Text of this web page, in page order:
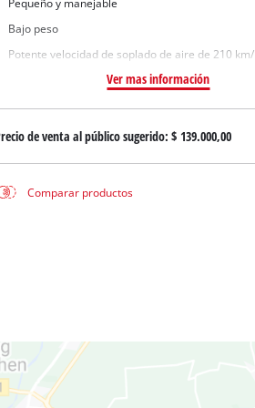
aguas sucias
agua limpia
pozos
Pequeño y manejable
Bajo peso
Potente velocidad de soplado de aire de 210
Ver mas información
de venta al público sugerido: $ 139.000,00
Comparar productos